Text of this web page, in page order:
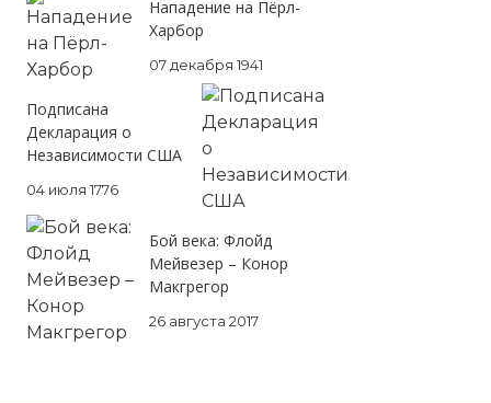
Нападение на Пёрл-
Харбор
07 декабря 1941
Подписана
Декларация о
Независимости США
04 июля 1776
Бой века: Флойд
Мейвезер – Конор
Макгрегор
26 августа 2017